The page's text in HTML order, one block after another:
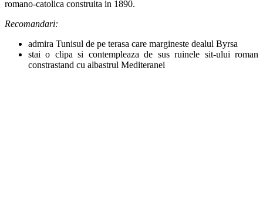
romano-catolica construita in 1890.
Recomandari:
admira Tunisul de pe terasa care margineste dealul Byrsa
stai o clipa si contempleaza de sus ruinele sit-ului roman
constrastand cu albastrul Mediteranei